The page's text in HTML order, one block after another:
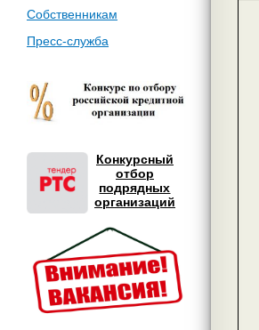
Собственникам
Пресс-служба
Конкурсный
отбор
подрядных
организаций